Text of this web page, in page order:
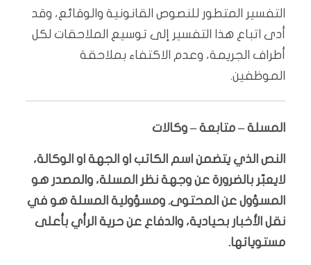
التفسير المتطور للنصوص القانونية والوقائع، وقد
أدى اتباع هذا التفسير إلى توسيع الملاحقات لكل
أطراف الجريمة، وعدم الاكتفاء بملاحقة
الموظفين.
المسلة – متابعة – وكالات
النص الذي يتضمن اسم الكاتب او الجهة او الوكالة،
لايعبّر بالضرورة عن وجهة نظر المسلة، والمصدر هو
المسؤول عن المحتوى. ومسؤولية المسلة هو في
نقل الأخبار بحيادية، والدفاع عن حرية الرأي بأعلى
مستوياتها.